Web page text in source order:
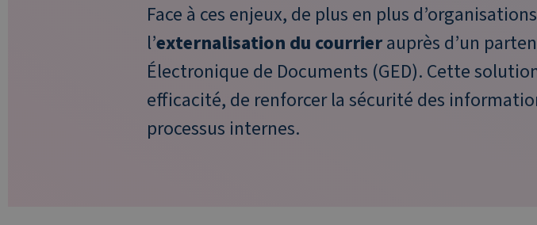
Face à ces enjeux, de plus en plus
l’externalisation du courrierauprès d’un
Électronique de Documents (GED). Cette
efficacité, de renforcer la sécurité des
processus internes.